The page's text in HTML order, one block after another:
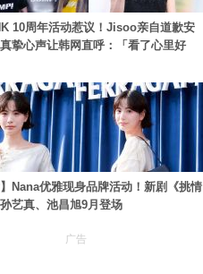
10周年活动惹议！Jisoo亲自道歉安
挚心声让韩网直呼：「看了心里好
】Nana优雅现身品牌活动！新剧《挑情
艺真、池昌旭9月登场
广告